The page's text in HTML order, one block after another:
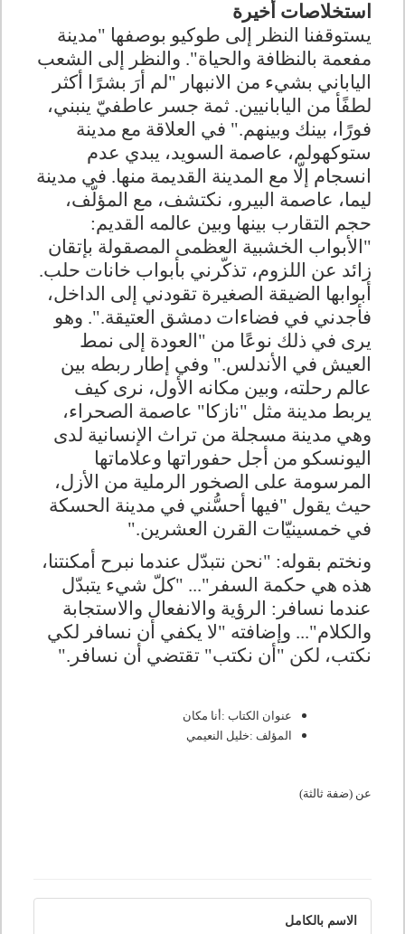
استخلاصات أخيرة
يستوقفنا النظر إلى طوكيو بوصفها "مدينة
مفعمة بالنظافة والحياة". والنظر إلى الشعب
الياباني بشيء من الانبهار "لم أرَ بشرًا أكثر
لطفًأ من اليابانيين. ثمة جسر عاطفيّ ينبني،
فورًا، بينك وبينهم." في العلاقة مع مدينة
ستوكهولم، عاصمة السويد، يبدي عدم
انسجام إلّا مع المدينة القديمة منها. في مدينة
ليما، عاصمة البيرو، نكتشف، مع المؤلّف،
حجم التقارب بينها وبين عالمه القديم:
"الأبواب الخشبية العظمى المصقولة بإتقان
زائد عن اللزوم، تذكّرني بأبواب خانات حلب.
أبوابها الضيقة الصغيرة تقودني إلى الداخل،
فأجدني في فضاءات دمشق العتيقة.". وهو
يرى في ذلك نوعًا من "العودة إلى نمط
العيش في الأندلس". وفي إطار ربطه بين
عالم رحلته، وبين مكانه الأول، نرى كيف
يربط مدينة مثل "نازكا" عاصمة الصحراء،
وهي مدينة مسجلة من تراث الإنسانية لدى
اليونسكو من أجل حفوراتها وعلاماتها
المرسومة على الصخور الرملية من الأزل،
حيث يقول "فيها أحسُّني في مدينة الحسكة
في خمسينيّات القرن العشرين".
ونختم بقوله: "نحن نتبدّل عندما نبرح أمكنتنا،
هذه هي حكمة السفر"... "كلّ شيء يتبدّل
عندما نسافر: الرؤية والانفعال والاستجابة
والكلام"... وإضافته "لا يكفي أن نسافر لكي
نكتب، لكن " أن نكتب" تقتضي أن نسافر ".
عنوان الكتاب : أنا مكان
المؤلف :خليل النعيمي
عن (ضفة ثالثة)
الاسم بالكامل